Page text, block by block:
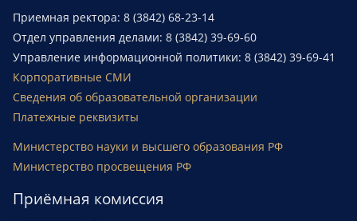
Приемная ректора: 8 (3842) 68-23-14
Отдел управления делами: 8 (3842) 39-69-60
Управление информационной политики: 8 (3842) 39-69-41
Корпоративные СМИ
Сведения об образовательной организации
Платежные реквизиты
Министерство науки и высшего образования РФ
Министерство просвещения РФ
Приёмная комиссия